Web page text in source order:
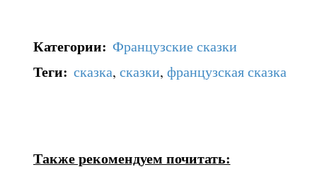
Категории: Французские сказки
Теги: сказка, сказки, французская сказка
Также рекомендуем почитать: